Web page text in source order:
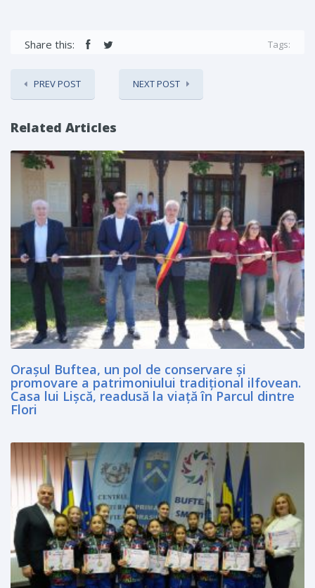
Share this: Tags:
PREV POST NEXT POST
Related Articles
Orașul Buftea, un pol de conservare și
promovare a patrimoniului tradițional ilfovean.
Casa lui Lişcă, readusă la viaţă în Parcul dintre
Flori